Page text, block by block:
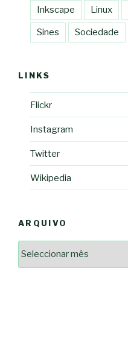
Inkscape Linux
Sines Sociedade
LINKS
Flickr
Instagram
Twitter
Wikipedia
ARQUIVO